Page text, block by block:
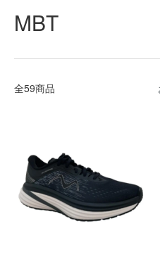
MBT
全59商品